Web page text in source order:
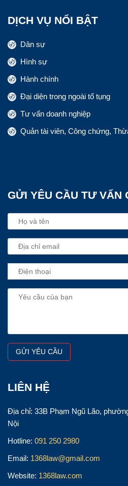
DỊCH VỤ NỔI BẬT
Dân sự
Hình sự
Hành chính
Đại diện trong ngoài tố tụng
Tư vấn doanh nghiệp
Quản tài viên, Công chứng,
GỬI YÊU CẦU TƯ VẤN
LIÊN HỆ
Địa chỉ: 33B Phạm Ngũ Lão,
Nội
Hotline: 091 250 2980
Email: 1368law@gmail.com
Website: 1368law.com